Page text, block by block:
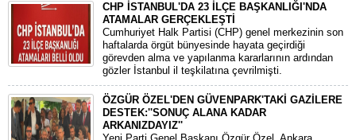
CHP İSTANBUL'DA 23 İLÇE BAŞKANLIĞI'NDA
ATAMALAR GERÇEKLEŞTİ
​Cumhuriyet Halk Partisi (CHP) genel merkezinin son
haftalarda örgüt bünyesinde hayata geçirdiği
görevden alma ve yapılanma kararlarının ardından
gözler İstanbul il teşkilatına çevrilmişti.
ÖZGÜR ÖZEL'DEN GÜVENPARK'TAKİ GAZİLERE
DESTEK:''SONUÇ ALANA KADAR
ARKANIZDAYIZ''